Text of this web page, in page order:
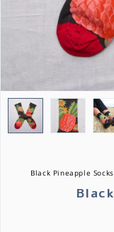
EV201 | גרבי בון מייסון דגם Black